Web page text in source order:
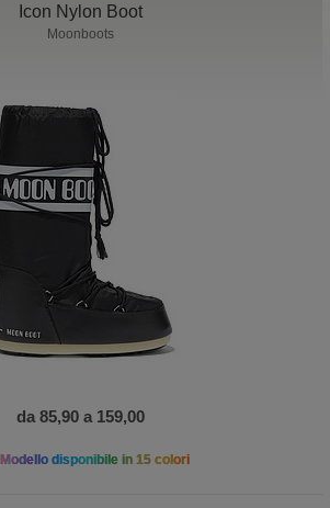
Icon Nylon Boot
Moonboots
da 85,90 a 159,00
Modello disponibile in 15 colori